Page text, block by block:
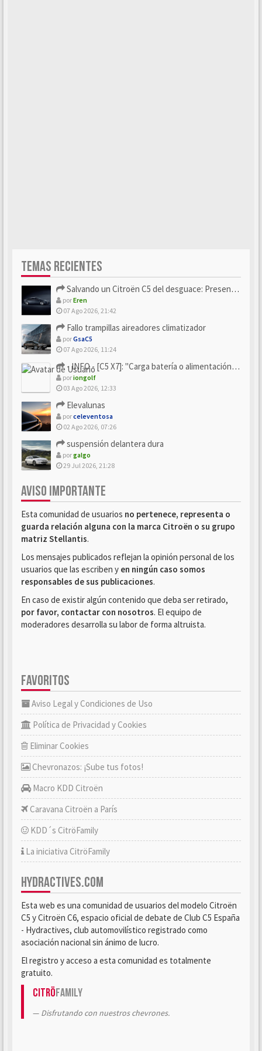
TEMAS RECIENTES
Salvando un Citroën C5 del desguace: Presentación y seguimiento
porEren
07 Ago 2026, 21:42
Fallo trampillas aireadores climatizador
porGsaC5
07 Ago 2026, 11:24
- INFO - [C5 X7]: "Carga batería o alimentación eléctri...
poriongolf
03 Ago 2026, 12:33
Elevalunas
porceleventosa
02 Ago 2026, 07:26
suspensión delantera dura
porgalgo
29 Jul 2026, 21:28
AVISO IMPORTANTE
Esta comunidad de usuarios no pertenece, representa o
guarda relación alguna con la marca Citroën o su grupo
matriz Stellantis.
Los mensajes publicados reflejan la opinión personal de los
usuarios que las escriben y en ningún caso somos
responsables de sus publicaciones.
En caso de existir algún contenido que deba ser retirado,
por favor, contactar con nosotros. El equipo de
moderadores desarrolla su labor de forma altruista.
FAVORITOS
Aviso Legal y Condiciones de Uso
Política de Privacidad y Cookies
Eliminar Cookies
Chevronazos: ¡Sube tus fotos!
Macro KDD Citroën
Caravana Citroën a París
KDD´s CitröFamily
La iniciativa CitröFamily
HYDRACTIVES.COM
Esta web es una comunidad de usuarios del modelo Citroën
C5 y Citroën C6, espacio oficial de debate de Club C5 España
- Hydractives, club automovilístico registrado como
asociación nacional sin ánimo de lucro.
El registro y acceso a esta comunidad es totalmente
gratuito.
CitröFamily
Disfrutando con nuestros chevrones.